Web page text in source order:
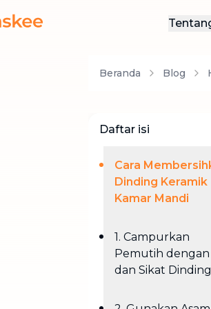
Beranda Blog
Daftar isi
Cara
Dinding Keramik
Kamar Mandi
1. Campurkan
Pemutih dengan
dan Sikat Dinding